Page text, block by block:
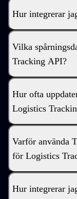
Hur integrerar
Vilka
Tracking API?
Hur ofta
Logistics
Varför använda
för Logistics
Hur integrerar